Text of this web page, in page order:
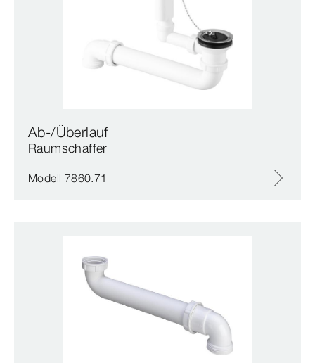
Ab-/Überlauf
Raumschaffer
Modell 7860.71